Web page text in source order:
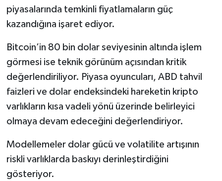
piyasalarında temkinli fiyatlamaların güç
kazandığına işaret ediyor.
Bitcoin’in 80 bin dolar seviyesinin altında işlem
görmesi ise teknik görünüm açısından kritik
değerlendiriliyor. Piyasa oyuncuları, ABD tahvil
faizleri ve dolar endeksindeki hareketin kripto
varlıkların kısa vadeli yönü üzerinde belirleyici
olmaya devam edeceğini değerlendiriyor.
Modellemeler dolar gücü ve volatilite artışının
riskli varlıklarda baskıyı derinleştirdiğini
gösteriyor.